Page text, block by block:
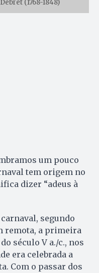
(1768-1848)
um pouco
tem origem no
dizer “adeus à
segundo
remota, a primeira
século V a./c., nos
era celebrada a
Com o passar dos